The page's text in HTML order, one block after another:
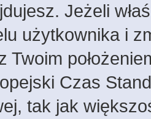
Jeżeli
użytkownika i
Twoim
Czas
tak jak